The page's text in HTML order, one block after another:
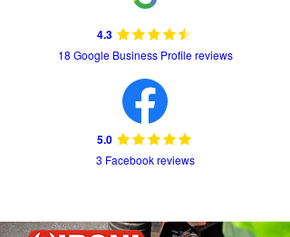
4.3
18 Google Business Profile reviews
5.0
3 Facebook reviews